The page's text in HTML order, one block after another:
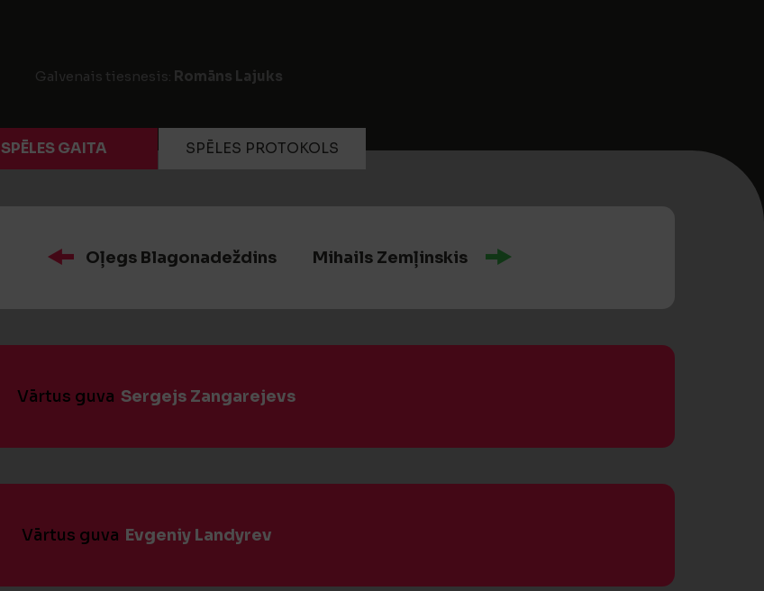
Galvenais tiesnesis: Romāns Lajuks
SPĒLES GAITA SPĒLES PROTOKOLS
Oļegs Blagonadeždins Mihails Zemļinskis
Vārtus guva Sergejs Zangarejevs
Vārtus guva Evgeniy Landyrev